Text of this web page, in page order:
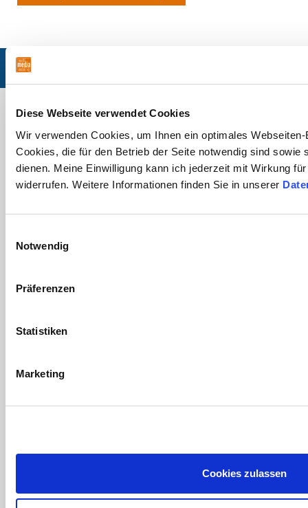
Diese Webseite verwendet Cookies
Wir verwenden Cookies, um Ihnen ein optimales
Cookies, die für den Betrieb der Seite notwendig sind sowie
dienen. Meine Einwilligung kann ich jederzeit mit Wirkung
widerrufen. Weitere Informationen finden Sie in unserer
Notwendig
Präferenzen
Statistiken
Marketing
Cookies zulassen
© 2026 multimediamobile
| Impressum
Aktuelle Workshops:
multimediamobil Region Nordost
Volgershall 1, 21339 Lüneburg
bauhammer(at)multimediamobile.de